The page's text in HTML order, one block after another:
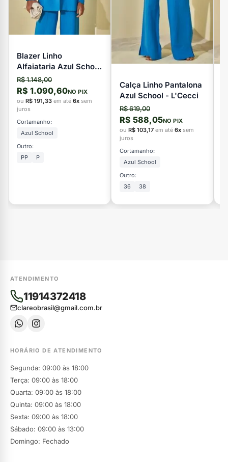
Blazer Linho
Alfaiataria Azul School
- L'Cecci
R$ 1.148,00
R$ 1.090,60NO PIX
ou R$ 191,33 em até 6x sem
juros
Cortamanho:
Azul School
Outro:
PP
P
Calça Linho Pantalona
Azul School - L'Cecci
R$ 619,00
R$ 588,05NO PIX
ou R$ 103,17 em até 6x sem
juros
Cortamanho:
Azul School
Outro:
36
38
ATENDIMENTO
11914372418
clareobrasil@gmail.com.br
HORÁRIO DE ATENDIMENTO
Segunda: 09:00 às 18:00
Terça: 09:00 às 18:00
Quarta: 09:00 às 18:00
Quinta: 09:00 às 18:00
Sexta: 09:00 às 18:00
Sábado: 09:00 às 13:00
Domingo: Fechado